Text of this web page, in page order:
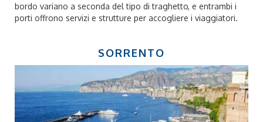
bordo variano a seconda del tipo di traghetto, e entrambi i
porti offrono servizi e strutture per accogliere i viaggiatori.
SORRENTO